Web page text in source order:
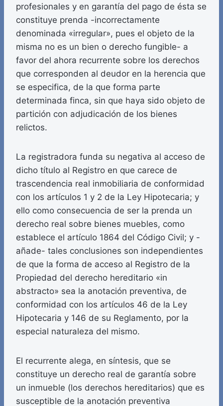
profesionales y en garantía del pago de ésta se
constituye prenda -incorrectamente
denominada «irregular», pues el objeto de la
misma no es un bien o derecho fungible- a
favor del ahora recurrente sobre los derechos
que corresponden al deudor en la herencia que
se especifica, de la que forma parte
determinada finca, sin que haya sido objeto de
partición con adjudicación de los bienes
relictos.
La registradora funda su negativa al acceso de
dicho título al Registro en que carece de
trascendencia real inmobiliaria de conformidad
con los artículos 1 y 2 de la Ley Hipotecaria; y
ello como consecuencia de ser la prenda un
derecho real sobre bienes muebles, como
establece el artículo 1864 del Código Civil; y -
añade- tales conclusiones son independientes
de que la forma de acceso al Registro de la
Propiedad del derecho hereditario «in
abstracto» sea la anotación preventiva, de
conformidad con los artículos 46 de la Ley
Hipotecaria y 146 de su Reglamento, por la
especial naturaleza del mismo.
El recurrente alega, en síntesis, que se
constituye un derecho real de garantía sobre
un inmueble (los derechos hereditarios) que es
susceptible de la anotación preventiva